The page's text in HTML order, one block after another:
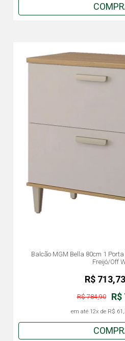
Balcão MGM Bella 80cm 1
Freijó/Off
R$
R$ 784,90
em até 12x de R$
R$ 713,73